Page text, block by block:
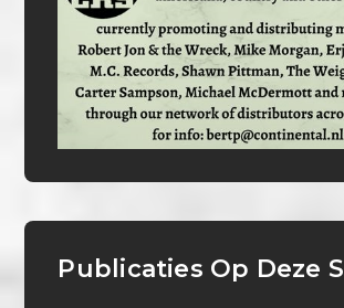
Publicaties Op Deze